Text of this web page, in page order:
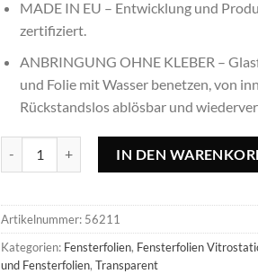
MADE IN EU – Entwicklung und
zertifiziert.
ANBRINGUNG OHNE KLEBER –
und Folie mit Wasser benetzen, von
Rückstandslos ablösbar und
IN DEN
Artikelnummer: 56211
Kategorien: Fensterfolien, Fensterfolien
und Fensterfolien,Transparent